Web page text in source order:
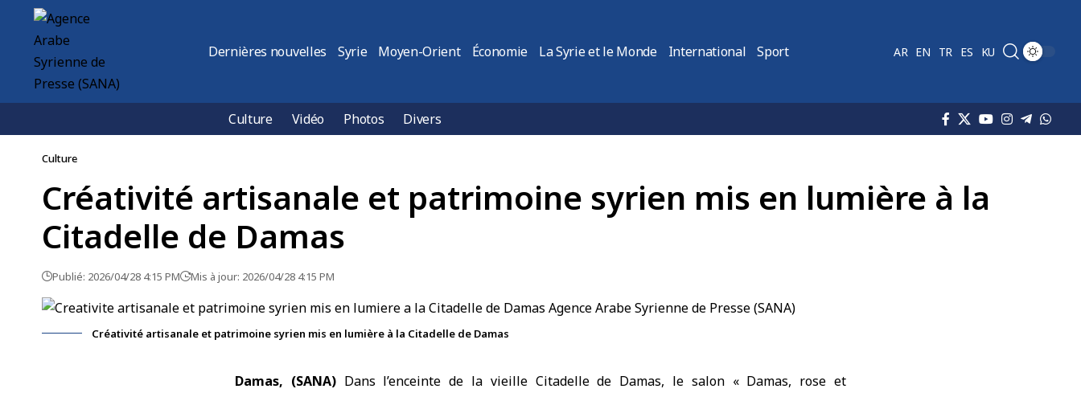
Dernières nouvelles Syrie Moyen-Orient Économie La Syrie et le Monde International Sport AR EN TR ES KU
Culture Vidéo Photos Divers
Culture
Créativité artisanale et patrimoine syrien mis en lumière à la
Citadelle de Damas
Publié: 2026/04/28 4:15 PM Mis à jour: 2026/04/28 4:15 PM
Créativité artisanale et patrimoine syrien mis en lumière à la Citadelle de Damas
Damas, (SANA)Dans l’enceinte de la vieille Citadelle de Damas, le salon « Damas, rose et